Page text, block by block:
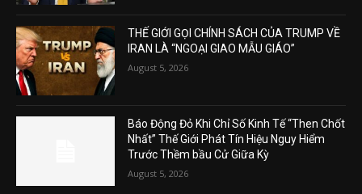
THẾ GIỚI GỌI CHÍNH SÁCH CỦA TRUMP VỀ
IRAN LÀ “NGOẠI GIAO MẪU GIÁO”
August 5, 2026
Báo Động Đỏ Khi Chỉ Số Kinh Tế “Then Chốt
Nhất” Thế Giới Phát Tín Hiệu Nguy Hiểm
Trước Thềm bầu Cử Giữa Kỳ
August 5, 2026